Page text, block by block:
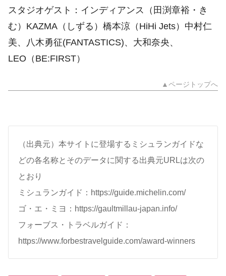
スタジオゲスト：インディアンス（田渕章裕・き
む）KAZMA（しずる）橋本涼（HiHi Jets）中村仁
美、八木勇征(FANTASTICS)、大和奈央、
LEO（BE:FIRST）
▲ページトップへ
（出典元）本サイトに登場するミシュランガイドな
どの各名称とそのデータに関する出典元URLは次の
とおり
ミシュランガイド：https://guide.michelin.com/
ゴ・エ・ミヨ：https://gaultmillau-japan.info/
フォーブス・トラベルガイド：
https://www.forbestravelguide.com/award-winners